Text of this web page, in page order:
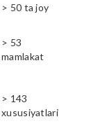
> 50 ta joy
> 53
mamlakat
> 143
xususiyatlari